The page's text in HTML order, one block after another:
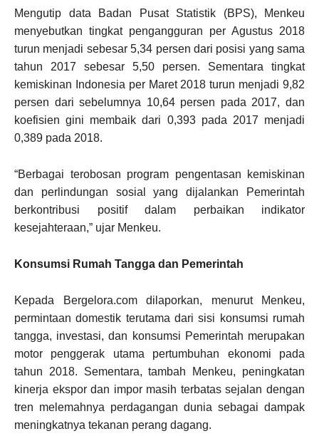
Mengutip data Badan Pusat Statistik (BPS), Menkeu
menyebutkan tingkat pengangguran per Agustus 2018
turun menjadi sebesar 5,34 persen dari posisi yang sama
tahun 2017 sebesar 5,50 persen. Sementara tingkat
kemiskinan Indonesia per Maret 2018 turun menjadi 9,82
persen dari sebelumnya 10,64 persen pada 2017, dan
koefisien gini membaik dari 0,393 pada 2017 menjadi
0,389 pada 2018.
“Berbagai terobosan program pengentasan kemiskinan
dan perlindungan sosial yang dijalankan Pemerintah
berkontribusi positif dalam perbaikan indikator
kesejahteraan,” ujar Menkeu.
Konsumsi Rumah Tangga dan Pemerintah
Kepada Bergelora.com dilaporkan, menurut Menkeu,
permintaan domestik terutama dari sisi konsumsi rumah
tangga, investasi, dan konsumsi Pemerintah merupakan
motor penggerak utama pertumbuhan ekonomi pada
tahun 2018. Sementara, tambah Menkeu, peningkatan
kinerja ekspor dan impor masih terbatas sejalan dengan
tren melemahnya perdagangan dunia sebagai dampak
meningkatnya tekanan perang dagang.